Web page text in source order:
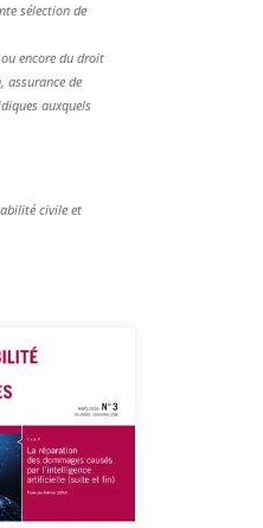
sélection de
encore du droit
assurance de
auxquels
civile et